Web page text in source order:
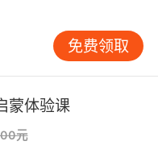
少年 喝着凤梨椰汁
免费领取
蒙体验课
元